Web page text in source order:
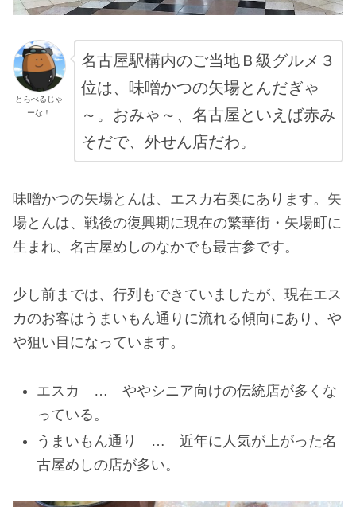
とらべるじゃ
ーな！
名古屋駅構内のご当地Ｂ級グルメ３
位は、味噌かつの矢場とんだぎゃ
～。おみゃ～、名古屋といえば赤み
そだで、外せん店だわ。
味噌かつの矢場とんは、エスカ右奥にあります。矢
場とんは、戦後の復興期に現在の繁華街・矢場町に
生まれ、名古屋めしのなかでも最古参です。
少し前までは、行列もできていましたが、現在エス
カのお客はうまいもん通りに流れる傾向にあり、や
や狙い目になっています。
エスカ … ややシニア向けの伝統店が多くな
っている。
うまいもん通り … 近年に人気が上がった名
古屋めしの店が多い。